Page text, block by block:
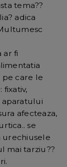
tema??
adica
ar fi
pe care le
aparatului
afecteaza,
se
urechiusele
mai tarziu??